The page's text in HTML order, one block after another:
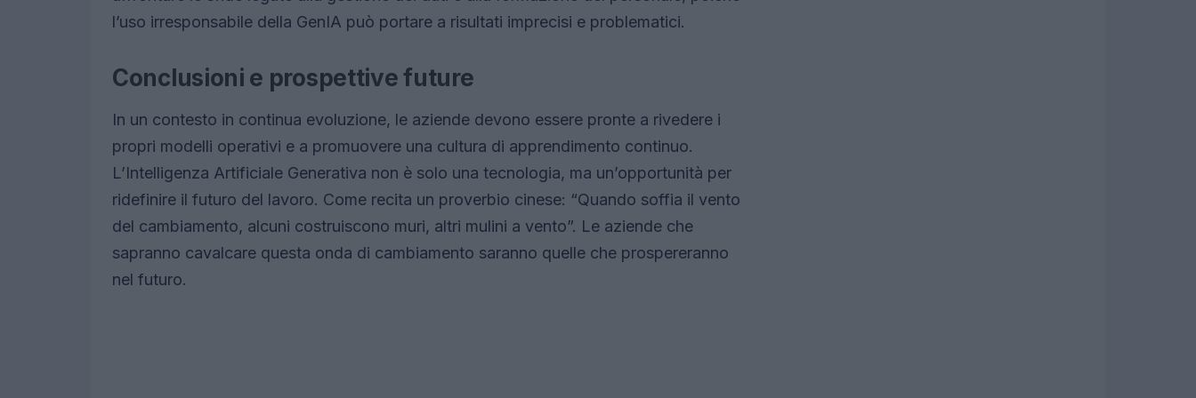
l’uso irresponsabile della GenIA può portare a risultati imprecisi e problematici.
Conclusioni e prospettive future
In un contesto in continua evoluzione, le aziende devono essere pronte a rivedere i
propri modelli operativi e a promuovere una cultura di apprendimento continuo.
L’Intelligenza Artificiale Generativa non è solo una tecnologia, ma un’opportunità per
ridefinire il futuro del lavoro. Come recita un proverbio cinese: “Quando soffia il vento
del cambiamento, alcuni costruiscono muri, altri mulini a vento”. Le aziende che
sapranno cavalcare questa onda di cambiamento saranno quelle che prospereranno
nel futuro.